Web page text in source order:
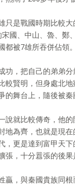
只是戰國時期比較
國、中山、魯、鄭
都被7雄所吞併佔領。
功，把自己的弟弟
較賢明，但身處北
的舞台上，隨後被秦
說就比較傳奇，他
地為齊，也就是現
，更是達到富甲天
張，十分囂張的後
贏，與秦國貴族同